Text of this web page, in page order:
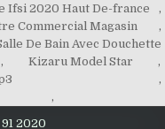
Ifsi 2020 Haut De-france
,
Commercial Magasin
,
De Bain Avec Douchette
, Kizaru Model Star
,
,
,
2020